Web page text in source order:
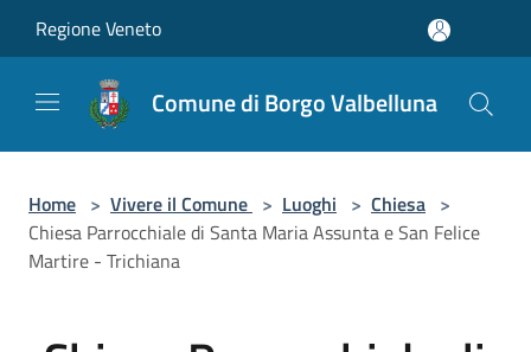
Regione Veneto
Comune di Borgo Valbelluna
Home > Vivere il Comune > Luoghi > Chiesa >
Chiesa Parrocchiale di Santa Maria Assunta e San Felice
Martire - Trichiana